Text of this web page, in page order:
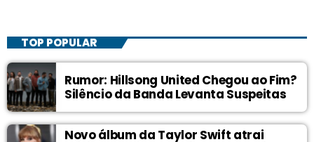
TOP POPULAR
Rumor: Hillsong United Chegou ao Fim?
Silêncio da Banda Levanta Suspeitas
Novo álbum da Taylor Swift atrai